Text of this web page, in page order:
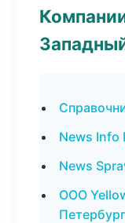
News Info
News
ООО
Петербург